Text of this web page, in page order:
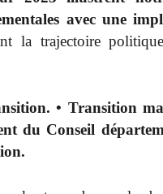
avec une
la trajectoire
• Transition
du Conseil